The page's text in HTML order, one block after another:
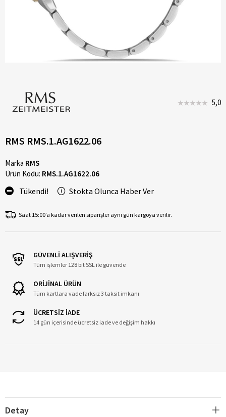
5,0
RMS RMS.1.AG1622.06
Marka RMS
Ürün Kodu: RMS.1.AG1622.06
Tükendi! Stokta Olunca Haber Ver
Saat 15:00’a kadar verilen siparişler aynı gün kargoya verilir.
GÜVENLİ ALIŞVERİŞ
Tüm işlemler 128 bit SSL ile güvende
ORİJİNAL ÜRÜN
Tüm kartlara vade farksız 3 taksit imkanı
ÜCRETSİZ İADE
14 gün içerisinde ücretsiz iade ve değişim hakkı
Detay